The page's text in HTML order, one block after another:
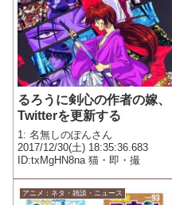
るろうに剣心の作者の嫁、
Twitterを更新する
1: 名無しのぽんさん
2017/12/30(土) 18:35:36.683
ID:txMgHN8na 猫・即・撮
アニメ：ネタ・雑談・ニュース